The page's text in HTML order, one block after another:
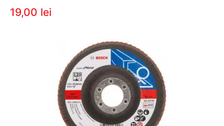
19,00 lei